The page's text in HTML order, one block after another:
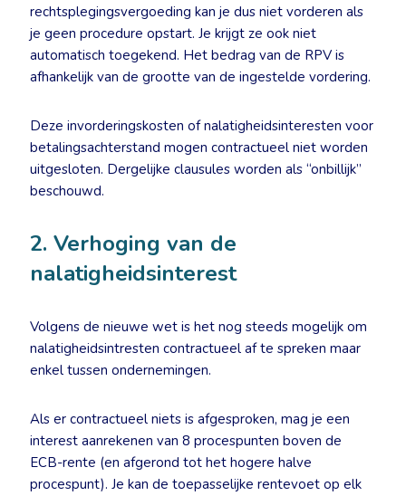
rechtsplegingsvergoeding kan je dus niet vorderen als
je geen procedure opstart. Je krijgt ze ook niet
automatisch toegekend. Het bedrag van de RPV is
afhankelijk van de grootte van de ingestelde vordering.
Deze invorderingskosten of nalatigheidsinteresten voor
betalingsachterstand mogen contractueel niet worden
uitgesloten. Dergelijke clausules worden als “onbillijk”
beschouwd.
2. Verhoging van de
nalatigheidsinterest
Volgens de nieuwe wet is het nog steeds mogelijk om
nalatigheidsintresten contractueel af te spreken maar
enkel tussen ondernemingen.
Als er contractueel niets is afgesproken, mag je een
interest aanrekenen van 8 procespunten boven de
ECB-rente (en afgerond tot het hogere halve
procespunt). Je kan de toepasselijke rentevoet op elk